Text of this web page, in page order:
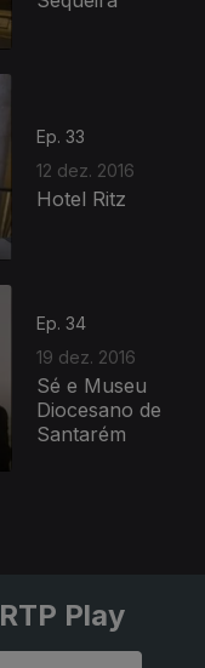
Ep. 33
12 dez. 2016
Hotel Ritz
Ep. 34
19 dez. 2016
Sé e Museu
Diocesano de
Santarém
RTP Play